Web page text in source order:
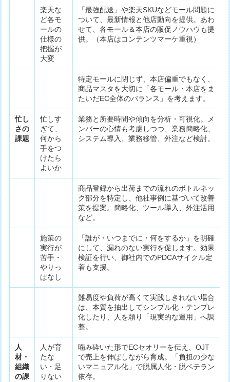
楽天な
ど各モ
ールの
仕様の
把握が
大変
「最強配送」や楽天SKUなどモール問題に
ついて、最新情報と他店動向を提供。あわ
せて、各モール＆本店の販促ノウハウも提
供。（本店はコンテンツマーケ重視）
特定モールに閉じず、本店偏重でもなく、
商品マスタを大切に「各モール・本店をま
たいだEC全体のバランス」を考えます。
忙し
さの
課題
忙しす
ぎて、
何から
手をつ
けたら
よいか
業務と所要時間や傾向を分析・可視化。メ
ンバーの心情も考慮しつつ、業務簡略化、
システム導入、業務移管、外注など検討。
商品登録から出荷までの流れのボトルネッ
ク部分を特定し、他社事例に基づいて改善
策を提案。簡略化、ツール導入、外注活用
など。
施策の
実行が
苦手・
やりっ
ぱなし
「誰が・いつまでに・何をするか」を明確
にして、漏れのない実行を促します。効果
検証を行い、御社内でのPDCAサイクル定
着も支援。
難易度や負荷が高くて実践しきれない場合
は、本質を抽出してシンプル化・テンプレ
化したり、人を頼り「現実的な運用」へ調
整。
人
材・
組織
の課
人が育
たな
い・足
りない
噛み砕いた形でECセオリーを伝え、OJT
で売上を伸ばしながら育成。「負担の少な
いマニュアル化」で脱属人化・脱ベテラン
依存。